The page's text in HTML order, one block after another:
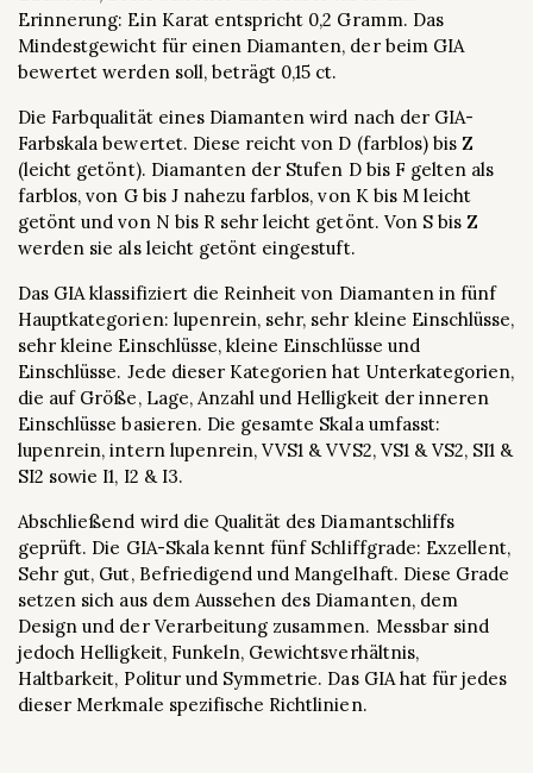
Erinnerung: Ein Karat entspricht 0,2 Gramm. Das
Mindestgewicht für einen Diamanten, der beim GIA
bewertet werden soll, beträgt 0,15 ct.
Die Farbqualität eines Diamanten wird nach der GIA-
Farbskala bewertet. Diese reicht von D (farblos) bis Z
(leicht getönt). Diamanten der Stufen D bis F gelten als
farblos, von G bis J nahezu farblos, von K bis M leicht
getönt und von N bis R sehr leicht getönt. Von S bis Z
werden sie als leicht getönt eingestuft.
Das GIA klassifiziert die Reinheit von Diamanten in fünf
Hauptkategorien: lupenrein, sehr, sehr kleine Einschlüsse,
sehr kleine Einschlüsse, kleine Einschlüsse und
Einschlüsse. Jede dieser Kategorien hat Unterkategorien,
die auf Größe, Lage, Anzahl und Helligkeit der inneren
Einschlüsse basieren. Die gesamte Skala umfasst:
lupenrein, intern lupenrein, VVS1 & VVS2, VS1 & VS2, SI1 &
SI2 sowie I1, I2 & I3.
Abschließend wird die Qualität des Diamantschliffs
geprüft. Die GIA-Skala kennt fünf Schliffgrade: Exzellent,
Sehr gut, Gut, Befriedigend und Mangelhaft. Diese Grade
setzen sich aus dem Aussehen des Diamanten, dem
Design und der Verarbeitung zusammen. Messbar sind
jedoch Helligkeit, Funkeln, Gewichtsverhältnis,
Haltbarkeit, Politur und Symmetrie. Das GIA hat für jedes
dieser Merkmale spezifische Richtlinien.